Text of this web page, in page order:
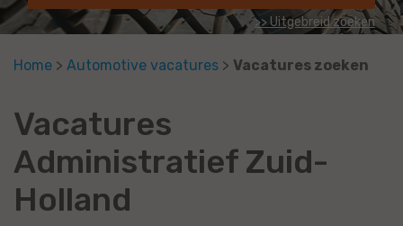
>> Uitgebreid zoeken
Home > Automotive vacatures > Vacatures zoeken
Vacatures
Administratief Zuid-
Holland